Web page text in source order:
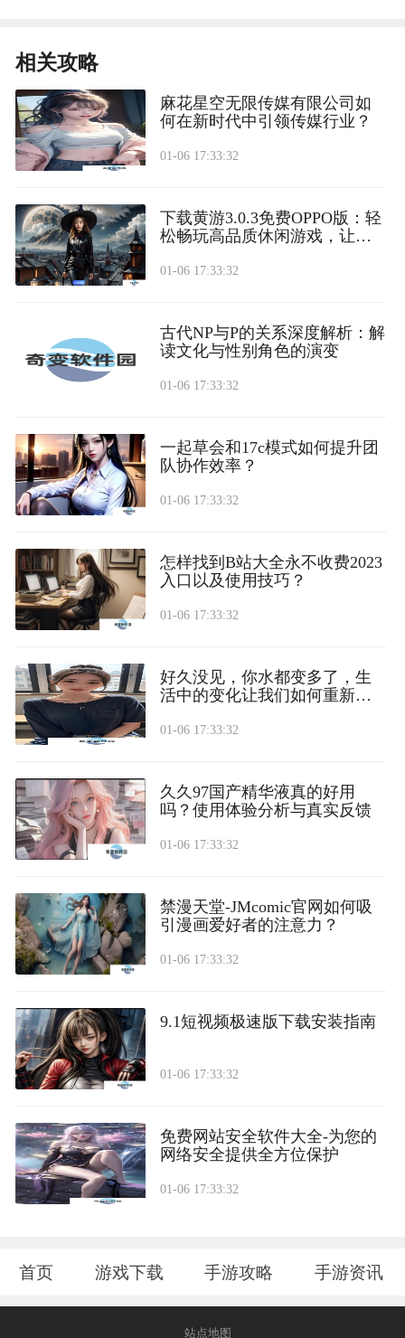
相关攻略
麻花星空无限传媒有限公司如
何在新时代中引领传媒行业？
01-06 17:33:32
下载黄游3.0.3免费OPPO版：轻
松畅玩高品质休闲游戏，让你
01-06 17:33:32
古代NP与P的关系深度解析：解
读文化与性别角色的演变
01-06 17:33:32
一起草会和17c模式如何提升团
队协作效率？
01-06 17:33:32
怎样找到B站大全永不收费2023
入口以及使用技巧？
01-06 17:33:32
好久没见，你水都变多了，生
活中的变化让我们如何重新连
01-06 17:33:32
久久97国产精华液真的好用
吗？使用体验分析与真实反馈
01-06 17:33:32
禁漫天堂-JMcomic官网如何吸
引漫画爱好者的注意力？
01-06 17:33:32
9.1短视频极速版下载安装指南
01-06 17:33:32
免费网站安全软件大全-为您的
网络安全提供全方位保护
01-06 17:33:32
首页 游戏下载 手游攻略 手游资讯
站点地图